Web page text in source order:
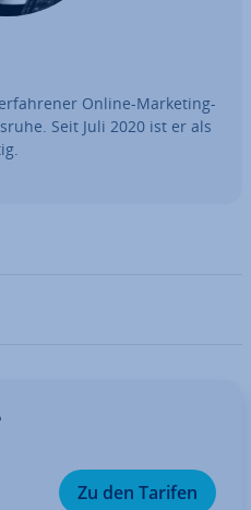
Online-Marketing-
Seit Juli 2020 ist er als
Zu den Tarifen